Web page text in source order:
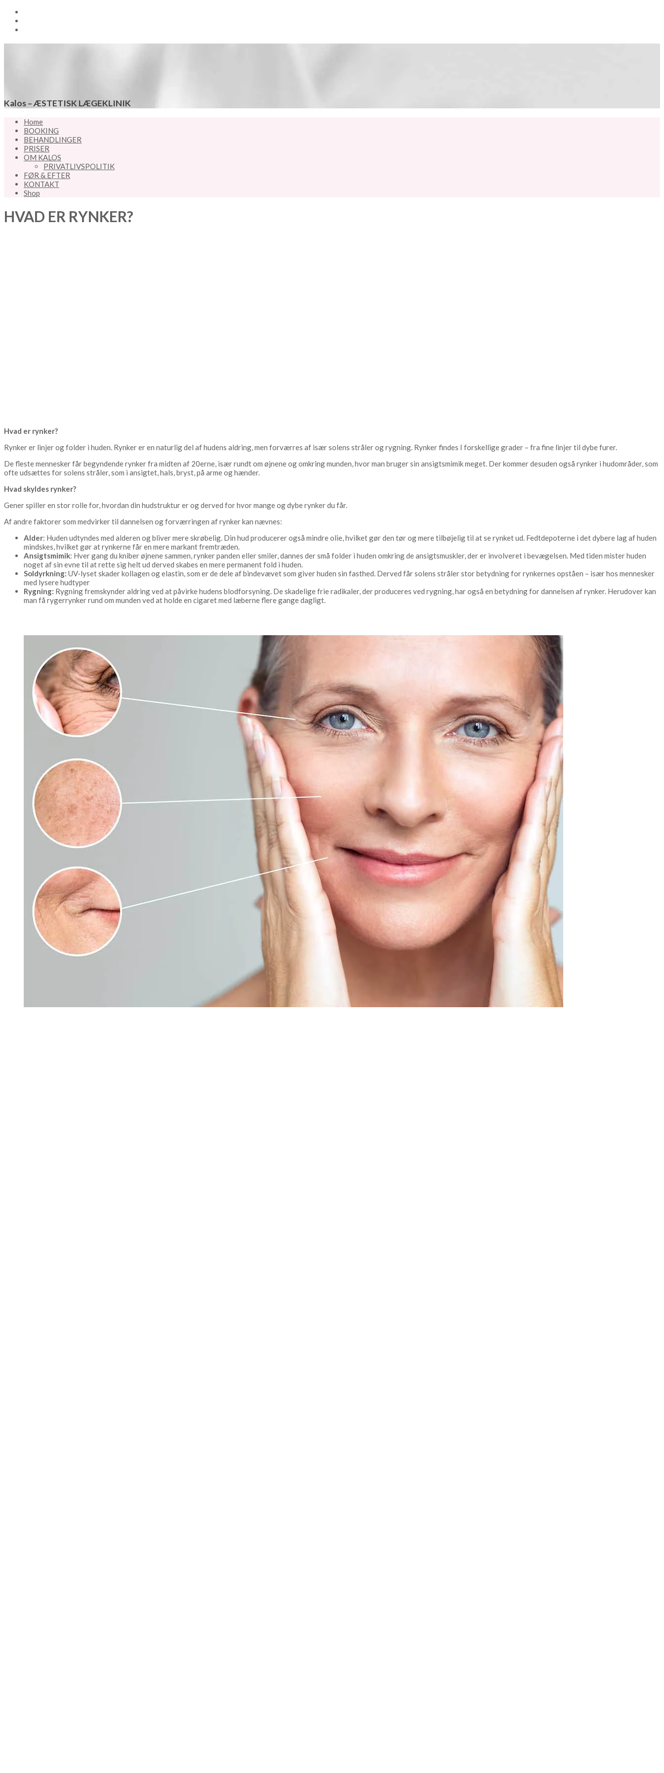
Kalos – ÆSTETISK LÆGEKLINIK
Home
BOOKING
BEHANDLINGER
PRISER
OM KALOS
PRIVATLIVSPOLITIK
FØR & EFTER
KONTAKT
Shop
HVAD ER RYNKER?
Hvad er rynker?
Rynker er linjer og folder i huden. Rynker er en naturlig del af hudens aldring, men forværres af især solens stråler og rygning. Rynker findes I forskellige grader – fra fine linjer til dybe furer.
De fleste mennesker får begyndende rynker fra midten af 20erne, især rundt om øjnene og omkring munden, hvor man bruger sin ansigtsmimik meget. Der kommer desuden også rynker i hudområder, som
ofte udsættes for solens stråler, som i ansigtet, hals, bryst, på arme og hænder.
Hvad skyldes rynker?
Gener spiller en stor rolle for, hvordan din hudstruktur er og derved for hvor mange og dybe rynker du får.
Af andre faktorer som medvirker til dannelsen og forværringen af rynker kan nævnes:
Alder: Huden udtyndes med alderen og bliver mere skrøbelig. Din hud producerer også mindre olie, hvilket gør den tør og mere tilbøjelig til at se rynket ud. Fedtdepoterne i det dybere lag af huden
mindskes, hvilket gør at rynkerne får en mere markant fremtræden.
Ansigtsmimik: Hver gang du kniber øjnene sammen, rynker panden eller smiler, dannes der små folder i huden omkring de ansigtsmuskler, der er involveret i bevægelsen. Med tiden mister huden
noget af sin evne til at rette sig helt ud derved skabes en mere permanent fold i huden.
Soldyrkning: UV-lyset skader kollagen og elastin, som er de dele af bindevævet som giver huden sin fasthed. Derved får solens stråler stor betydning for rynkernes opståen – især hos mennesker
med lysere hudtyper
Rygning: Rygning fremskynder aldring ved at påvirke hudens blodforsyning. De skadelige frie radikaler, der produceres ved rygning, har også en betydning for dannelsen af rynker. Herudover kan
man få rygerrynker rund om munden ved at holde en cigaret med læberne flere gange dagligt.